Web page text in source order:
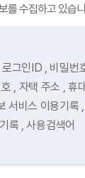
를 수집하고 있습
그인ID , 비밀번
, 자택 주소 , 휴
서비스 이용기록
록 , 사용검색어